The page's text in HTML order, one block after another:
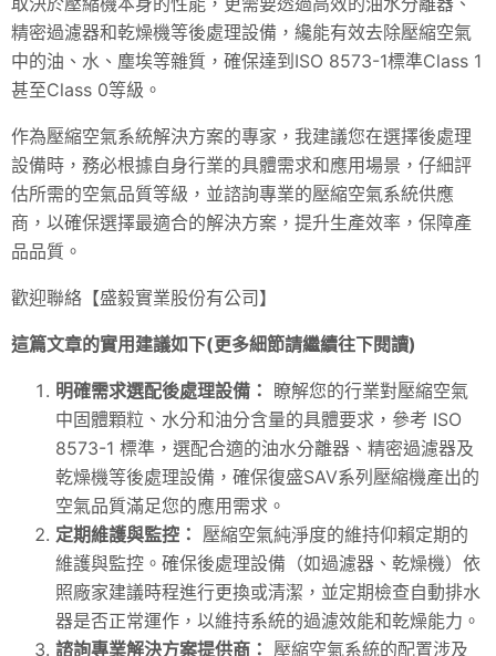
精密過濾器和乾燥機等後處理設備，纔能有效去除壓縮空氣
中的油、水、塵埃等雜質，確保達到ISO 8573-1標準Class 1
甚至Class 0等級。
作為壓縮空氣系統解決方案的專家，我建議您在選擇後處理
設備時，務必根據自身行業的具體需求和應用場景，仔細評
估所需的空氣品質等級，並諮詢專業的壓縮空氣系統供應
商，以確保選擇最適合的解決方案，提升生產效率，保障產
品品質。
歡迎聯絡【盛毅實業股份有公司】
這篇文章的實用建議如下(更多細節請繼續往下閱讀)
明確需求選配後處理設備： 瞭解您的行業對壓縮空氣
中固體顆粒、水分和油分含量的具體要求，參考 ISO
8573-1 標準，選配合適的油水分離器、精密過濾器及
乾燥機等後處理設備，確保復盛SAV系列壓縮機產出的
空氣品質滿足您的應用需求。
定期維護與監控： 壓縮空氣純淨度的維持仰賴定期的
維護與監控。確保後處理設備（如過濾器、 乾燥機）依
照廠家建議時程進行更換或清潔，並定期檢查自動排水
器是否正常運作，以維持系統的過濾效能和乾燥能力。
諮詢專業解決方案提供商： 壓縮空氣系統的配置涉及